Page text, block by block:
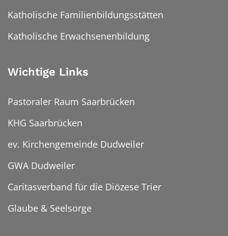
Katholische Familienbildungsstätten
Katholische Erwachsenenbildung
Wichtige Links
Pastoraler Raum Saarbrücken
KHG Saarbrücken
ev. Kirchengemeinde Dudweiler
GWA Dudweiler
Caritasverband für die Diözese Trier
Glaube & Seelsorge